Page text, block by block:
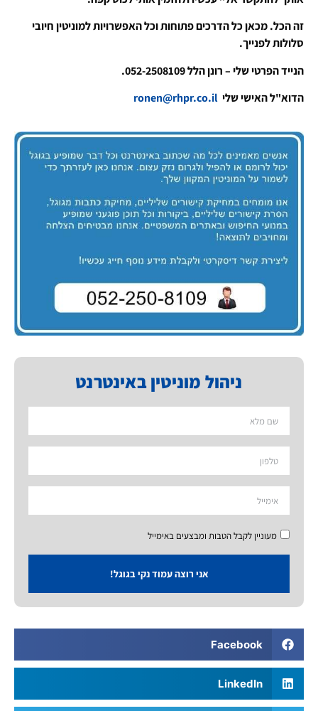
זה הכל. מכאן כל הדרכים פתוחות וכל האפשרויות למוניטין חיובי
סלולות לפנייך.
הנייד הפרטי שלי – רונן הלל 052-2508109.
הדוא"ל האישי שלי
ניהול מוניטין באינטרנט
מעוניין לקבל הטבות ומבצעים באימייל
אני רוצה עמוד נקי בגוגל!
Facebook
LinkedIn